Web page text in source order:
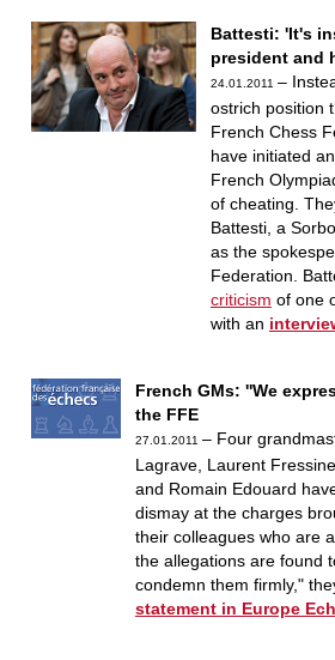
Battesti: 'It's
president and
24.01.2011 –
ostrich position
French Chess
have initiated
French
of cheating.
Battesti, a
as the
Federation.
criticism of one
with an
French GMs: ''We
the FFE
27.01.2011 – Four
Lagrave, Laurent
and Romain Edouard
dismay at the charges
their colleagues who are
the allegations are found
condemn them firmly,"
statement in Europe